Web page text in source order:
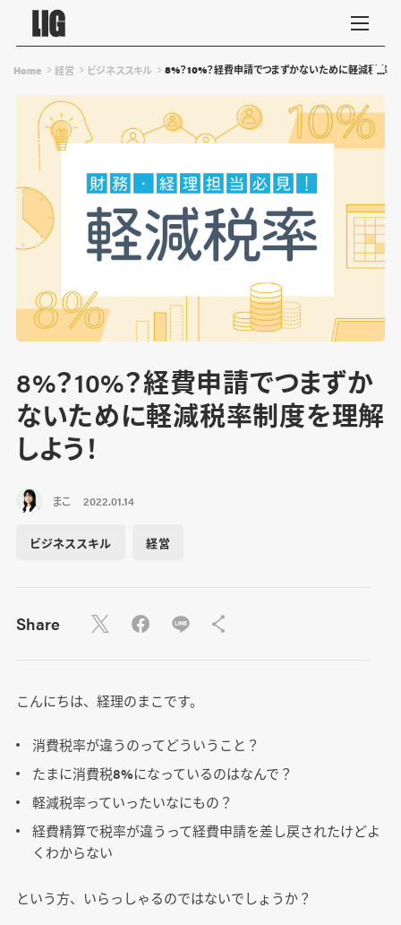
Home 経営 ビジネススキル 8%？10%？経費申請でつまずかないために軽減税率制
8%？10%？経費申請でつまずか
ないために軽減税率制度を理解
しよう！
まこ 2022.01.14
ビジネススキル 経営
Share
こんにちは、経理のまこです。
消費税率が違うのってどういうこと？
たまに消費税8%になっているのはなんで？
軽減税率っていったいなにもの？
経費精算で税率が違うって経費申請を差し戻されたけどよ
くわからない
という方、いらっしゃるのではないでしょうか？